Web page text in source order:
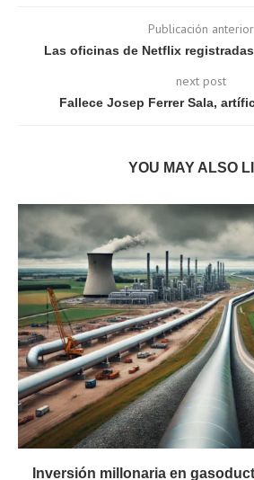
Publicación anterior
Las oficinas de Netflix
next post
Fallece Josep Ferrer Sala,
YOU MAY ALSO
Inversión millonaria en